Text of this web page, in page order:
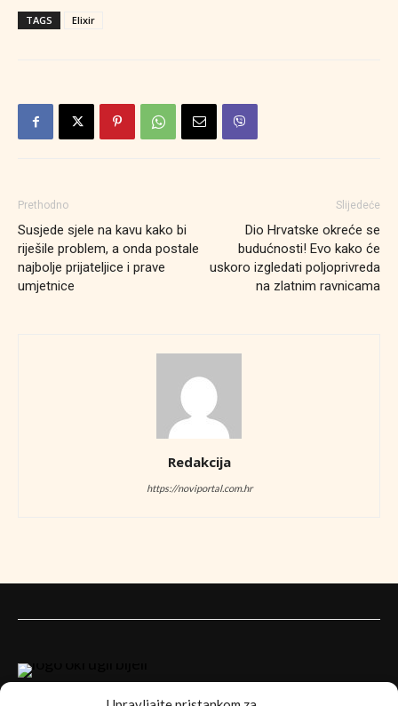
TAGS Elixir
Prethodno
Susjede sjele na kavu kako bi
riješile problem, a onda postale
najbolje prijateljice i prave
umjetnice
Slijedeće
Dio Hrvatske okreće se
budućnosti! Evo kako će
uskoro izgledati poljoprivreda
na zlatnim ravnicama
Redakcija
https://noviportal.com.hr